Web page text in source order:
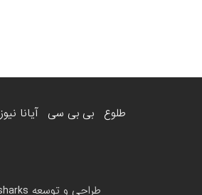
طلوع بی بی سی آیانا نیوز
طراحی و توسعه